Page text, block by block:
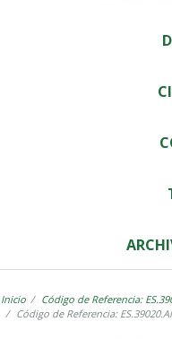
Inicio
Código de Referencia:
Código de Referencia: